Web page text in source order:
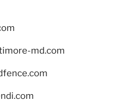
md.com